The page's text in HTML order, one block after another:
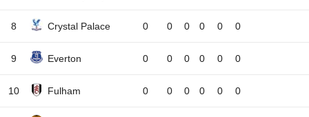
8 Crystal Palace 0 0 0 0 0 0
9 Everton 0 0 0 0 0 0
10 Fulham 0 0 0 0 0 0